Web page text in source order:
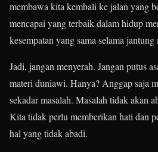
membawa kita kembali ke jalan yang
mencapai yang terbaik dalam hidup
kesempatan yang sama selama
Jadi, jangan menyerah. Jangan putus
materi duniawi. Hanya? Anggap saja
sekadar masalah. Masalah tidak akan
Kita tidak perlu memberikan hati dan
hal yang tidak abadi.